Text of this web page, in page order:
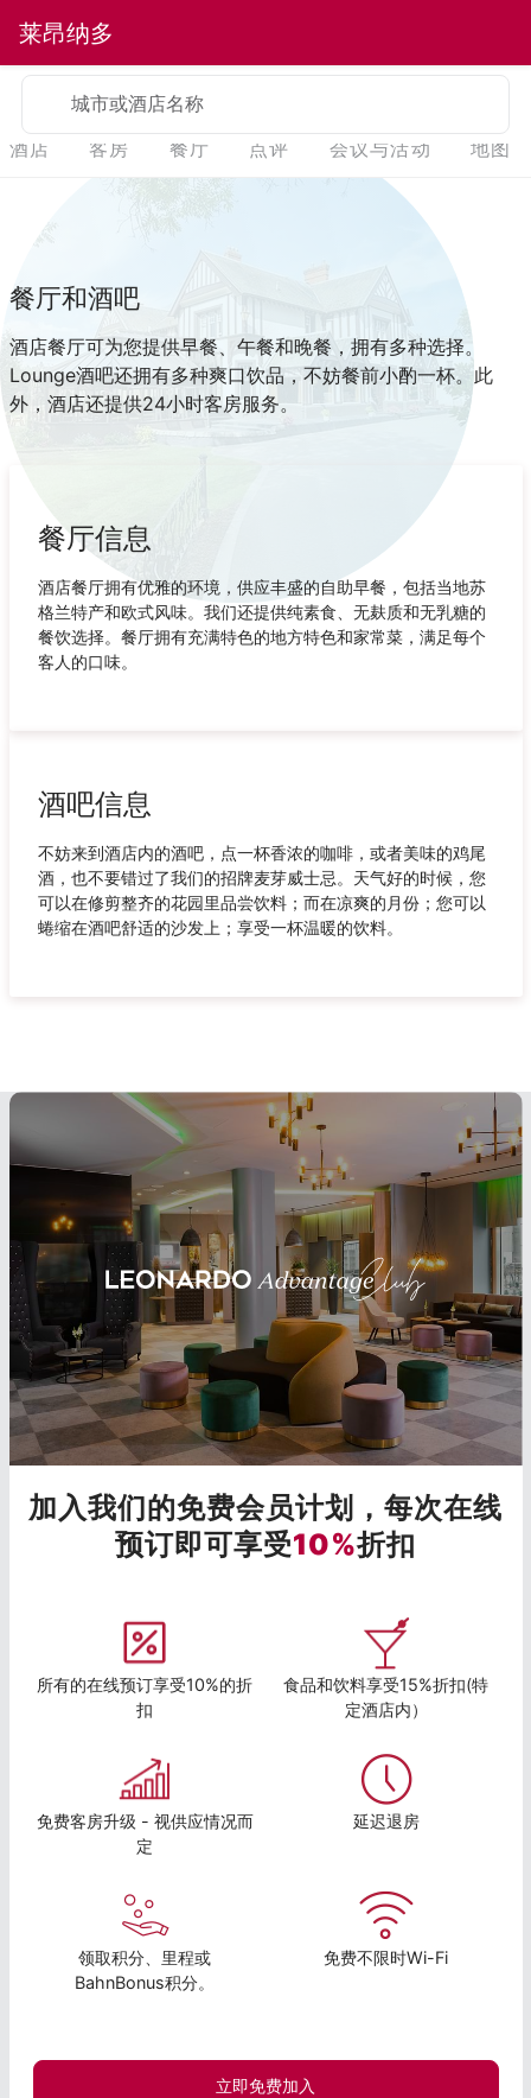
莱昂纳多
城市或酒店名称
酒店 客房 餐厅 点评 会议与活动 地图
餐厅和酒吧
酒店餐厅可为您提供早餐、午餐和晚餐，拥有多种选择。
Lounge酒吧还拥有多种爽口饮品，不妨餐前小酌一杯。此
外，酒店还提供24小时客房服务。
餐厅信息
酒店餐厅拥有优雅的环境，供应丰盛的自助早餐，包括当地苏
格兰特产和欧式风味。我们还提供纯素食、无麸质和无乳糖的
餐饮选择。餐厅拥有充满特色的地方特色和家常菜，满足每个
客人的口味。
酒吧信息
不妨来到酒店内的酒吧，点一杯香浓的咖啡，或者美味的鸡尾
酒，也不要错过了我们的招牌麦芽威士忌。天气好的时候，您
可以在修剪整齐的花园里品尝饮料；而在凉爽的月份；您可以
蜷缩在酒吧舒适的沙发上；享受一杯温暖的饮料。
加入我们的免费会员计划，每次在线
预订即可享受10%折扣
所有的在线预订享受10%的折
扣
食品和饮料享受15%折扣(特
定酒店内）
免费客房升级 - 视供应情况而
定
延迟退房
领取积分、里程或
BahnBonus积分。
免费不限时Wi-Fi
立即免费加入